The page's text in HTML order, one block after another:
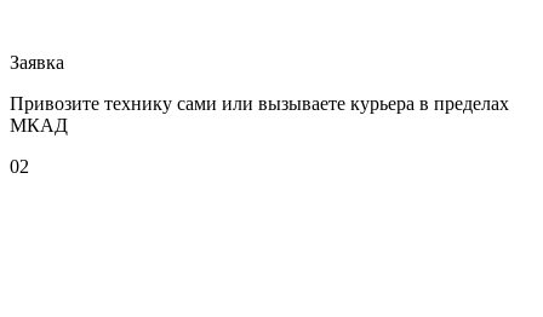
Заявка
Привозите технику сами или вызываете курьера в пределах
МКАД
02